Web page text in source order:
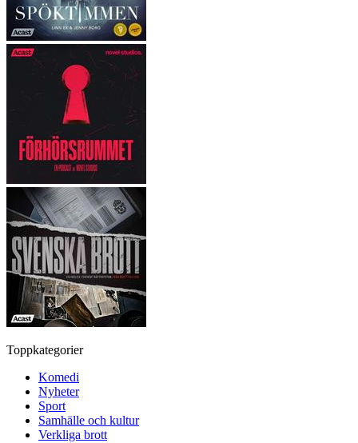
Toppkategorier
Komedi
Nyheter
Sport
Samhälle och kultur
Verkliga brott